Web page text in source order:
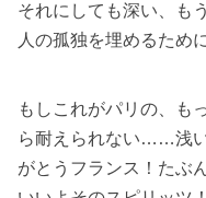
それにしても深い、も
人の孤独を埋めるため
もしこれがパリの、も
ら耐えられない……浅
がとうフランス！たぶ